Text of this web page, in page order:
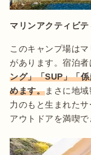
マリンアクティビ
このキャンプ場は
があります。宿泊者
ング」「SUP」「
めます。まさに地
力のもと生まれた
アウトドアを満喫で